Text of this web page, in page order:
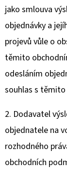
jako smlouva
objednávky a
projevů vůle o
těmito
odesláním
souhlas s
2. Dodavatel
objednatele na
rozhodného
obchodních
D
O
P
O
R
U